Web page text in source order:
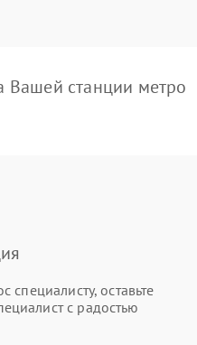
Вашей станции метро
специалисту, оставьте
с радостью